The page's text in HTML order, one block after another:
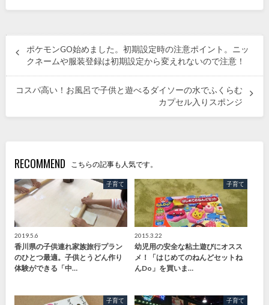
ポケモンGO始めました。初期設定時の注意ポイント。ニッ
クネームや服装登録は初期設定から変えれないので注意！
コスパ高い！お風呂で子供と遊べるダイソーの水でふくらむ
カプセル入りスポンジ
RECOMMEND こちらの記事も人気です。
子育て
2019.5.6
香川県の子供連れ家族旅行プラン
のひとつ最適。子供とうどん作り
体験ができる「中…
子育て
2015.3.22
幼児用の安全な粘土遊びにオスス
メ！「はじめてのねんどセットね
んDo」を買いま…
子育て 子育て